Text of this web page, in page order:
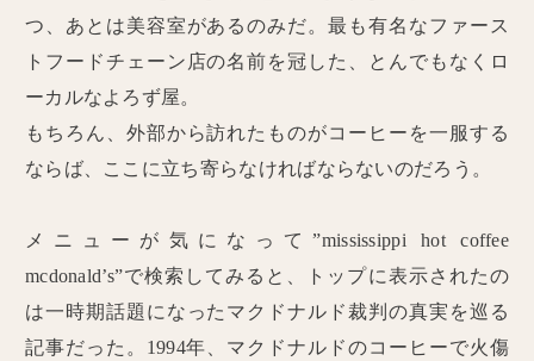
つ、あとは美容室があるのみだ。最も有名なファース
トフードチェーン店の名前を冠した、とんでもなくロ
ーカルなよろず屋。
もちろん、外部から訪れたものがコーヒーを一服する
ならば、ここに立ち寄らなければならないのだろう。
メニューが気になって”mississippi hot coffee
mcdonald’s”で検索してみると、トップに表示されたの
は一時期話題になったマクドナルド裁判の真実を巡る
記事だった。1994年、マクドナルドのコーヒーで火傷